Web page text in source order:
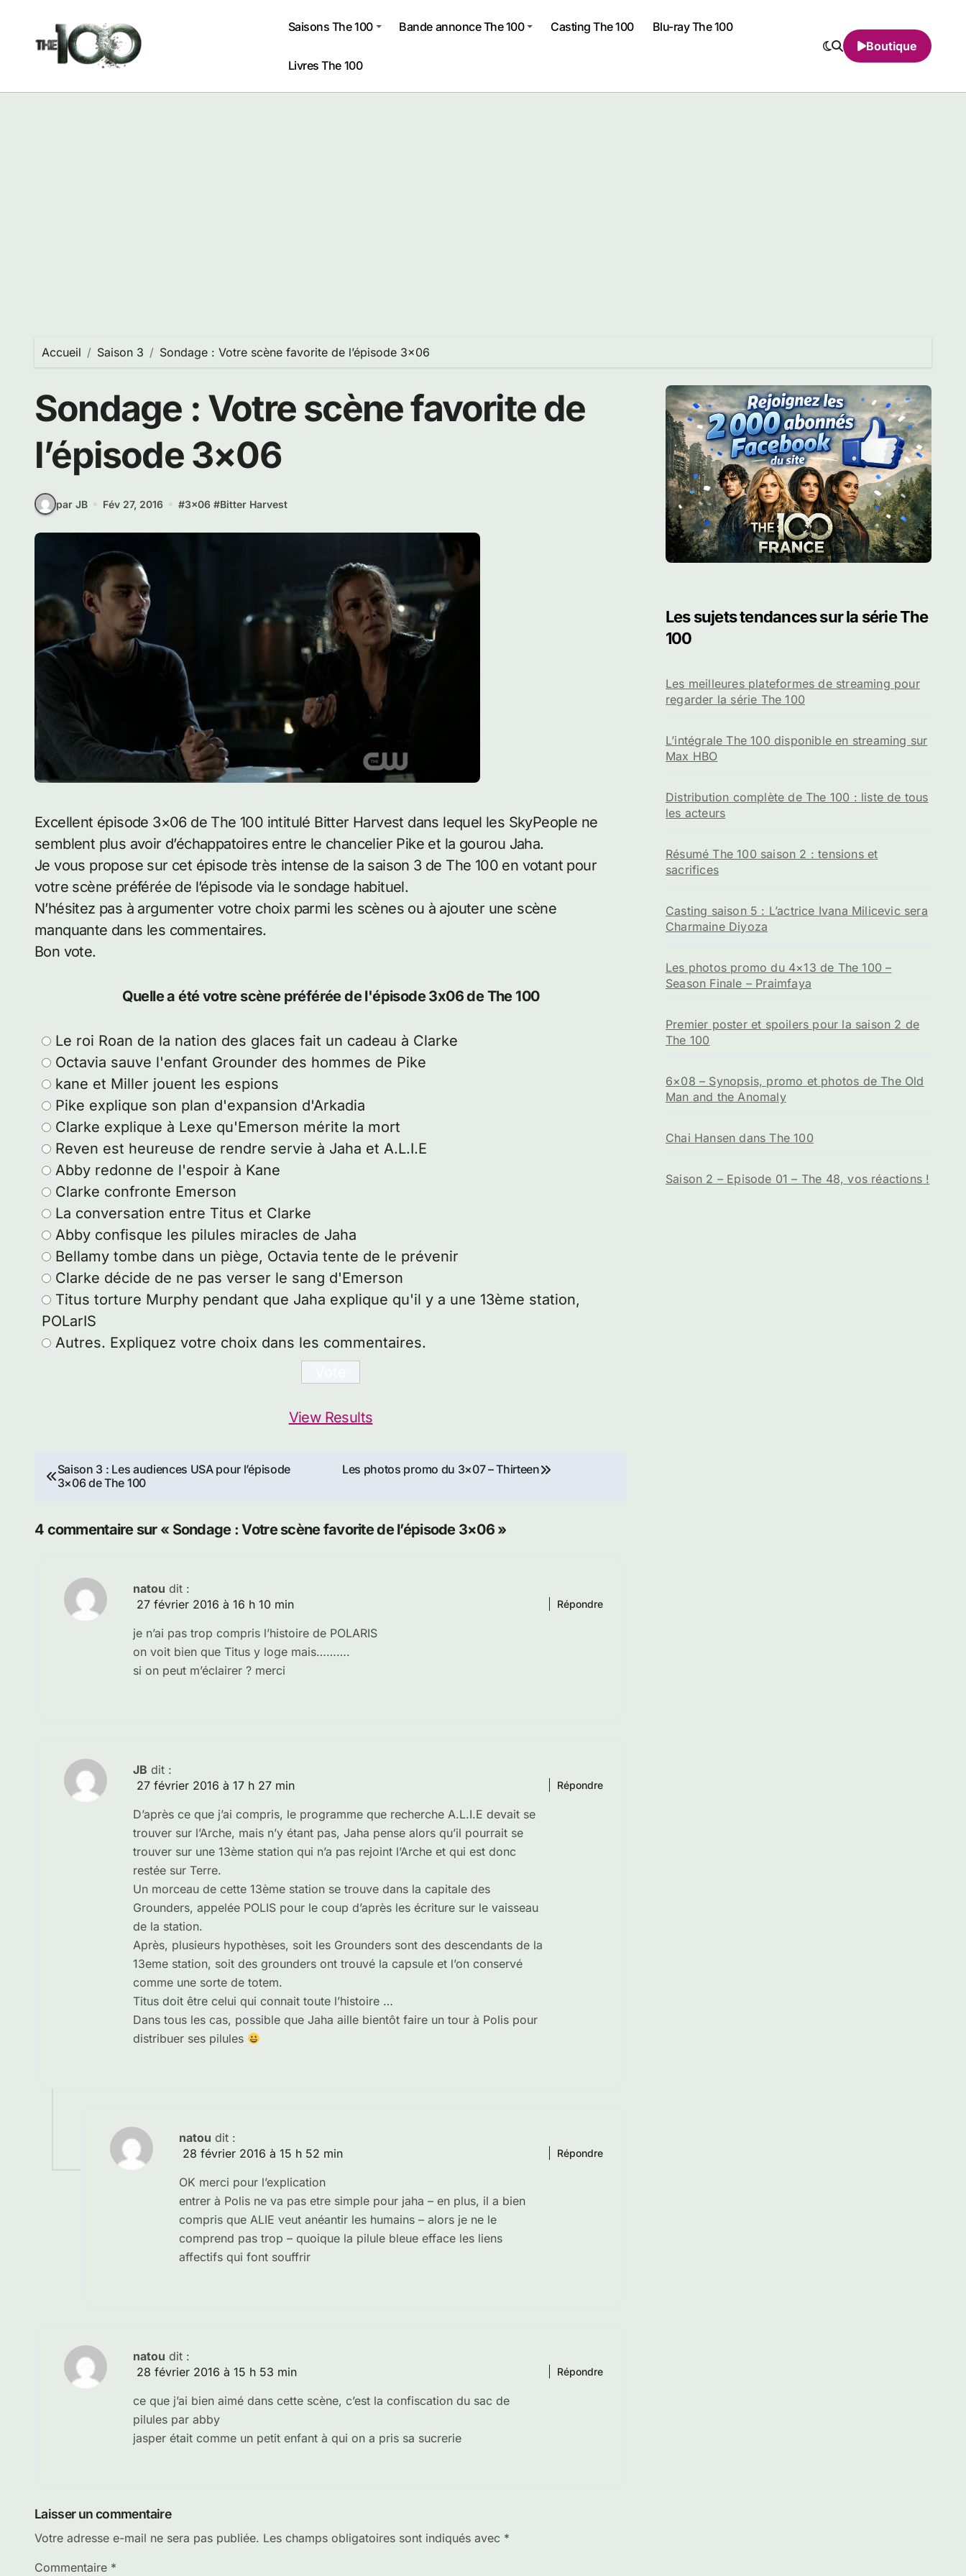
contenu
Saisons The 100 Bande annonce The 100 Casting The 100 Blu-ray The 100
Livres The 100
Boutique
Accueil Saison 3 Sondage : Votre scène favorite de l’épisode 3×06
Sondage : Votre scène favorite de
l’épisode 3×06
par JB Fév 27, 2016 #3x06 #Bitter Harvest
Excellent épisode 3×06 de The 100 intitulé Bitter Harvest dans lequel les SkyPeople ne
semblent plus avoir d’échappatoires entre le chancelier Pike et la gourou Jaha.
Je vous propose sur cet épisode très intense de la saison 3 de The 100 en votant pour
votre scène préférée de l’épisode via le sondage habituel.
N’hésitez pas à argumenter votre choix parmi les scènes ou à ajouter une scène
manquante dans les commentaires.
Bon vote.
Quelle a été votre scène préférée de l'épisode 3x06 de The 100
Le roi Roan de la nation des glaces fait un cadeau à Clarke
Octavia sauve l'enfant Grounder des hommes de Pike
kane et Miller jouent les espions
Pike explique son plan d'expansion d'Arkadia
Clarke explique à Lexe qu'Emerson mérite la mort
Reven est heureuse de rendre servie à Jaha et A.L.I.E
Abby redonne de l'espoir à Kane
Clarke confronte Emerson
La conversation entre Titus et Clarke
Abby confisque les pilules miracles de Jaha
Bellamy tombe dans un piège, Octavia tente de le prévenir
Clarke décide de ne pas verser le sang d'Emerson
Titus torture Murphy pendant que Jaha explique qu'il y a une 13ème station,
POLarIS
Autres. Expliquez votre choix dans les commentaires.
View Results
Navigation
l’article
Saison 3 : Les audiences USA pour l’épisode
3×06 de The 100
Les photos promo du 3×07 – Thirteen
4 commentaire sur « Sondage : Votre scène favorite de l’épisode 3×06 »
natou dit :
27 février 2016 à 16 h 10 min
je n’ai pas trop compris l’histoire de POLARIS
on voit bien que Titus y loge mais……….
si on peut m’éclairer ? merci
Répondre
JB dit :
27 février 2016 à 17 h 27 min
D’après ce que j’ai compris, le programme que recherche A.L.I.E devait se
trouver sur l’Arche, mais n’y étant pas, Jaha pense alors qu’il pourrait se
trouver sur une 13ème station qui n’a pas rejoint l’Arche et qui est donc
restée sur Terre.
Un morceau de cette 13ème station se trouve dans la capitale des
Grounders, appelée POLIS pour le coup d’après les écriture sur le vaisseau
de la station.
Après, plusieurs hypothèses, soit les Grounders sont des descendants de la
13eme station, soit des grounders ont trouvé la capsule et l’on conservé
comme une sorte de totem.
Titus doit être celui qui connait toute l’histoire …
Dans tous les cas, possible que Jaha aille bientôt faire un tour à Polis pour
distribuer ses pilules
Répondre
natou dit :
28 février 2016 à 15 h 52 min
OK merci pour l’explication
entrer à Polis ne va pas etre simple pour jaha – en plus, il a bien
compris que ALIE veut anéantir les humains – alors je ne le
comprend pas trop – quoique la pilule bleue efface les liens
affectifs qui font souffrir
Répondre
natou dit :
28 février 2016 à 15 h 53 min
ce que j’ai bien aimé dans cette scène, c’est la confiscation du sac de
pilules par abby
jasper était comme un petit enfant à qui on a pris sa sucrerie
Répondre
Laisser un commentaire
Votre adresse e-mail ne sera pas publiée. Les champs obligatoires sont indiqués avec *
Commentaire *
Les sujets tendances sur la série The
100
Les meilleures plateformes de streaming pour
regarder la série The 100
L’intégrale The 100 disponible en streaming sur
Max HBO
Distribution complète de The 100 : liste de tous
les acteurs
Résumé The 100 saison 2 : tensions et
sacrifices
Casting saison 5 : L’actrice Ivana Milicevic sera
Charmaine Diyoza
Les photos promo du 4×13 de The 100 –
Season Finale – Praimfaya
Premier poster et spoilers pour la saison 2 de
The 100
6×08 – Synopsis, promo et photos de The Old
Man and the Anomaly
Chai Hansen dans The 100
Saison 2 – Episode 01 – The 48, vos réactions !